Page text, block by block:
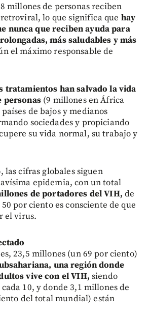
millones de personas reciben
lo que significa que hay
nunca que reciben ayuda para
más saludables y más
el máximo responsable de
tratamientos han salvado la vida
personas(9 millones en África
de bajos y medianos
sociedades y propiciando
su vida normal, su trabajo y
las cifras globales siguen
epidemia, con un total
de portadores del VIH,de
por ciento es consciente de que
el virus.
23,5 millones (un 69 por ciento)
una región donde
vive con el VIH, siendo
10, y donde 3,1 millones de
del total mundial) están